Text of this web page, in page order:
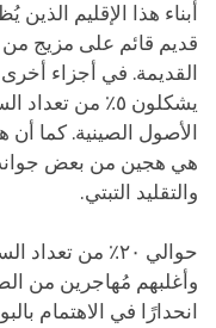
أبناء هذا الإقليم الذين
قديم قائم على مزيج من
القديمة. في أجزاء أخرى
يشكلون ٥٪ من
الأصول الصينية. كما
هي هجين من بعض جوانب
والتقليد التبتي.
حوالي ٢٠٪ من
وأغلبهم مُهاجرين من